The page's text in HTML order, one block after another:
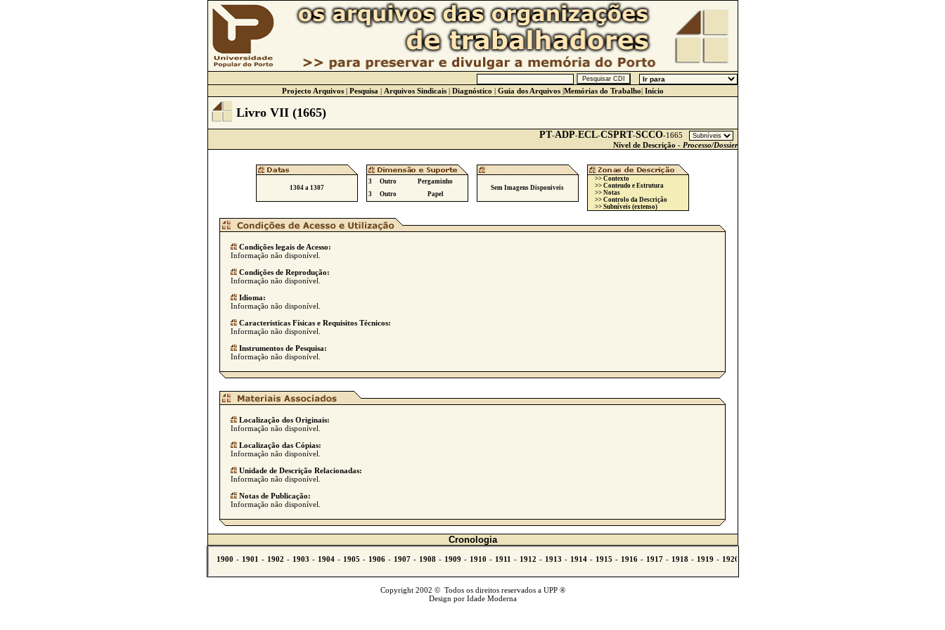
Projecto Arquivos| Pesquisa | Arquivos Sindicais| Diagnóstico | Guia dos Arquivos|Memórias do Trabalho| Início
Livro VII (1665)
PT-ADP-ECL-CSPRT-SCCO-1665
Nível de Descrição - Processo/Dossier
1304 a 1307
3 Outro
Pergaminho
3
Outro Papel
Sem Imagens Disponiveis
>> Contexto
>> Conteudo e Estrutura
>> Notas
>> Controlo da Descrição
>> Subníveis (extenso)
Condições legais de Acesso:
Informação não disponível.
Condições de Reprodução:
Informação não disponível.
Idioma:
Informação não disponível.
Caracteristicas Físicas e Requisitos Técnicos:
Informação não disponível.
Instrumentos de Pesquisa:
Informação não disponível.
Localização dos Originais:
Informação não disponível.
Localização das Cópias:
Informação não disponível.
Unidade de Descrição Relacionadas:
Informação não disponível.
Notas de Publicação:
Informação não disponível.
Cronologia
Copyright 2002 © Todos os direitos reservados a UPP ®
Design por Idade Moderna